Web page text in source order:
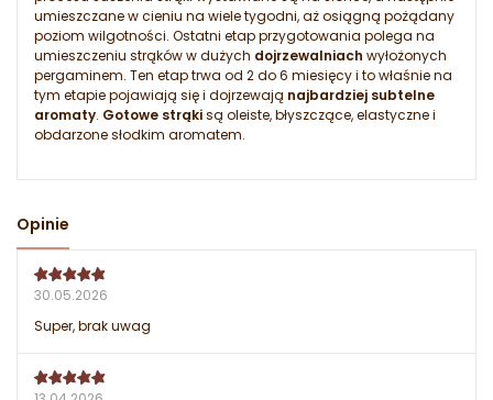
umieszczane w cieniu na wiele tygodni, aż osiągną pożądany
poziom wilgotności. Ostatni etap przygotowania polega na
umieszczeniu strąków w dużych dojrzewalniach wyłożonych
pergaminem. Ten etap trwa od 2 do 6 miesięcy i to właśnie na
tym etapie pojawiają się i dojrzewają najbardziej subtelne
aromaty. Gotowe strąkisą oleiste, błyszczące, elastyczne i
obdarzone słodkim aromatem.
Opinie
30.05.2026
Super, brak uwag